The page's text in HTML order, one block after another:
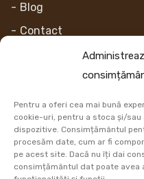
Pentru a oferi cea mai bună
cookie-uri, pentru a stoca și/
dispozitive. Consimțământul
procesăm date, cum ar fi
pe acest site. Dacă nu îți dai
consimțământul dat poate
Blog
Contact
Link-uri
Retur
Metoda de plata